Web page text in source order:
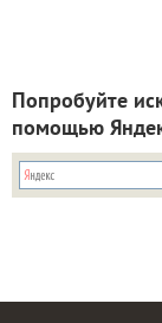
Попробуйте
помощью